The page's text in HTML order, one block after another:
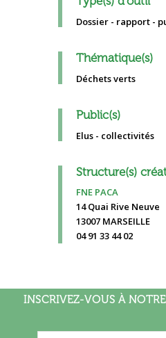
Dossier - rapport -
Thématique(s)
Déchets verts
Public(s)
Elus - collectivités
Structure(s)
FNE PACA
14 Quai Rive Neuve
13007 MARSEILLE
04 91 33 44 02
INSCRIVEZ-VOUS À